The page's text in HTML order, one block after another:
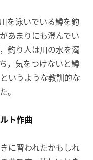
を泳いでいる鱒を釣
あまりにも澄んでい
釣り人は川の水を濁
，気をつけないと鱒
いうような教訓的な
。
ト作曲
に習われたかもしれ